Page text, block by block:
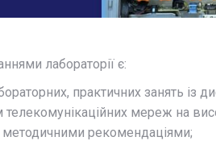
лабораторії є:
практичних занять із
мереж на
методичними рекомендаціями;